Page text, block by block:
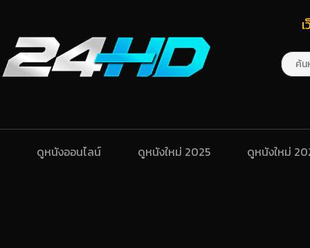
ดูหนังออนไลน์ ดูหนังใหม่ 2025 ดูหนังใหม่